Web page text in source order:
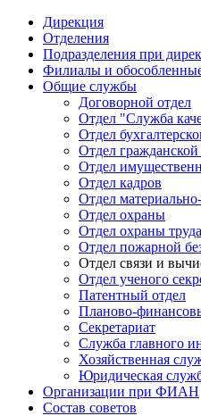
Дирекция
Отделения
Подразделения при
Филиалы и
Общие службы
Договорной отдел
Отдел "Служба
Отдел
Отдел
Отдел
Отдел кадров
Отдел
Отдел охраны
Отдел охраны
Отдел пожарной
Отдел связи и
Отдел ученого
Патентный отдел
Планово-
Секретариат
Служба главного
Хозяйственная
Юридическая
Организации при ФИАН
Состав советов